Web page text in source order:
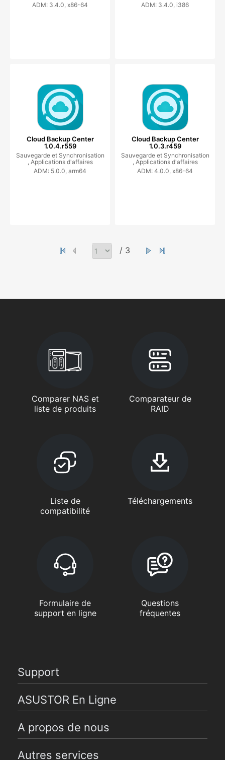
ADM: 3.4.0, x86-64
ADM: 3.4.0, i386
Cloud Backup Center
1.0.4.r559
Sauvegarde et Synchronisation
Applications d'affaires
ADM: 5.0.0, arm64
Cloud Backup Center
1.0.3.r459
Sauvegarde et Synchronisation
Applications d'affaires
ADM: 4.0.0, x86-64
/ 3
Comparer NAS et
liste de produits
Comparateur de
RAID
Liste de
compatibilité
Téléchargements
Formulaire de
support en ligne
Questions
fréquentes
Support
ASUSTOR En Ligne
A propos de nous
Autres services